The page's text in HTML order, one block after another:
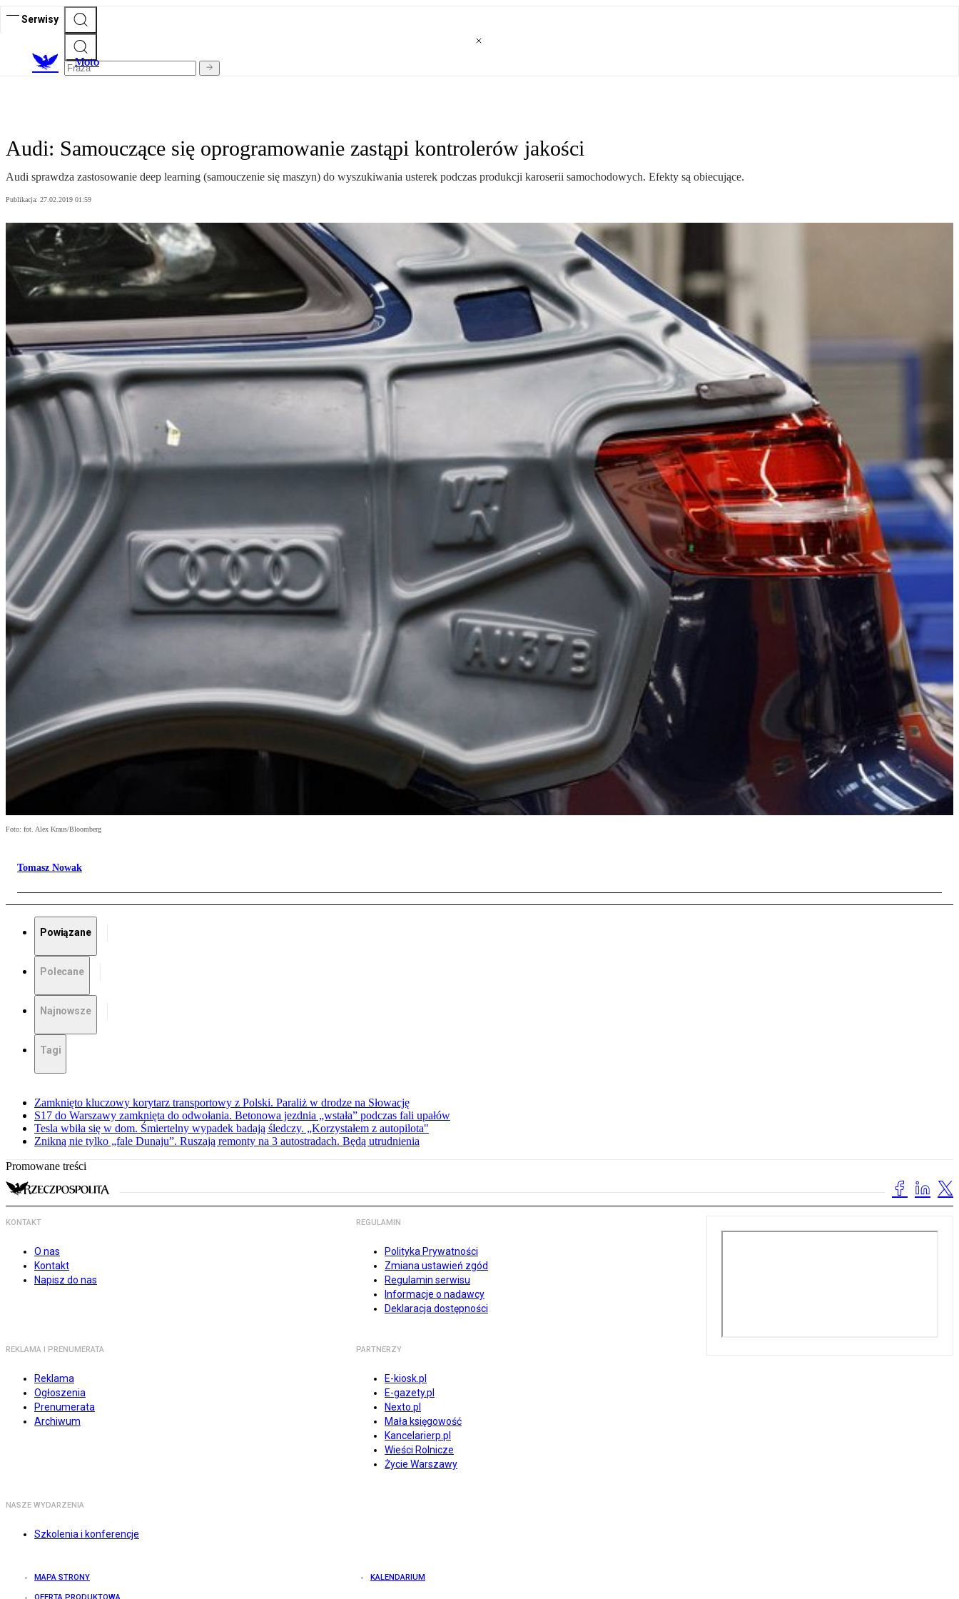
Serwisy
Moto
Audi: Samouczące się oprogramowanie zastąpi kontrolerów jakości
Audi sprawdza zastosowanie deep learning (samouczenie się maszyn) do wyszukiwania usterek podczas produkcji karoserii samochodowych. Efekty są obiecujące.
Publikacja: 27.02.2019 01:59
Foto: fot. Alex Kraus/Bloomberg
Tomasz Nowak
Powiązane
Polecane
Najnowsze
Tagi
Zamknięto kluczowy korytarz transportowy z Polski. Paraliż w drodze na Słowację
S17 do Warszawy zamknięta do odwołania. Betonowa jezdnia „wstała” podczas fali upałów
Tesla wbiła się w dom. Śmiertelny wypadek badają śledczy. „Korzystałem z autopilota"
Znikną nie tylko „fale Dunaju”. Ruszają remonty na 3 autostradach. Będą utrudnienia
Promowane treści
KONTAKT
O nas
Kontakt
Napisz do nas
REGULAMIN
Polityka Prywatności
Zmiana ustawień zgód
Regulamin serwisu
Informacje o nadawcy
Deklaracja dostępności
REKLAMA I PRENUMERATA
Reklama
Ogłoszenia
Prenumerata
Archiwum
PARTNERZY
E-kiosk.pl
E-gazety.pl
Nexto.pl
Mała księgowość
Kancelarierp.pl
Wieści Rolnicze
Życie Warszawy
NASZE WYDARZENIA
Szkolenia i konferencje
MAPA STRONY KALENDARIUM